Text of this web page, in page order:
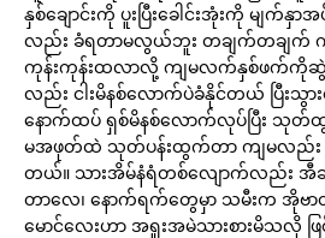
နှစ်ချောင်းကို ပူးပြီးခေါင်းအုံးကို မျက်နှ
လည်း ခံရတာမလွယ်ဘူး တချက်တချက်
ကုန်းကုန်းထလာလို့ ကျမလက်နှစ်ဖက်ကိုဆွဲပ
လည်း ငါးမိနစ်လောက်ပဲခံနိုင်တယ် ပြီးသွာ
နောက်ထပ် ရှစ်မိနစ်လောက်လုပ်ပြီး သုတ်
မအဖုတ်ထဲ သုတ်ပန်းထွက်တာ ကျမလည်း ခံ
တယ်။ သားအိမ်နံရံတစ်လျောက်လည်း အီဆိ
တာလေ၊ နောက်ရက်တွေမှာ သမီးက အိုဗာ
မောင်လေးဟာ အရူးအမဲသားစားမိသလို ဖ